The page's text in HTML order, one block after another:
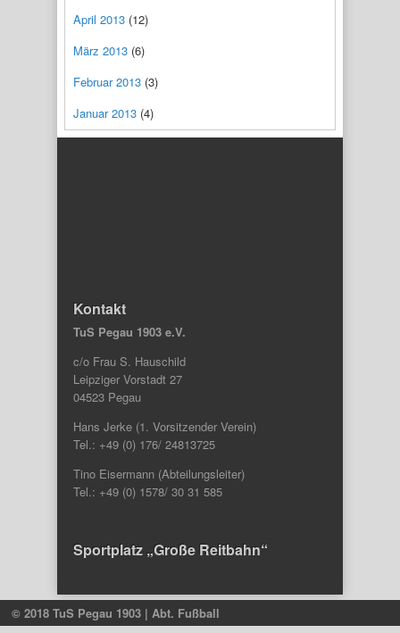
April 2013 (12)
März 2013 (6)
Februar 2013 (3)
Januar 2013 (4)
Kontakt
TuS Pegau 1903 e.V.
c/o Frau S. Hauschild
Leipziger Vorstadt 27
04523 Pegau
Hans Jerke (1. Vorsitzender Verein)
Tel.: +49 (0) 176/ 24813725
Tino Eisermann (Abteilungsleiter)
Tel.: +49 (0) 1578/ 30 31 585
Sportplatz „Große Reitbahn“
© 2018 TuS Pegau 1903 | Abt. Fußball